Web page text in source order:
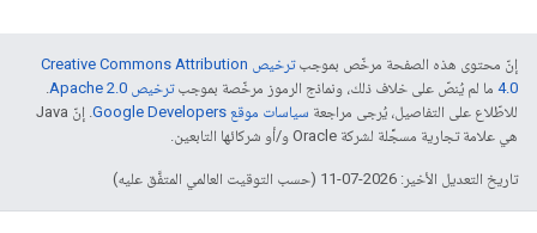
إنّ محتوى هذه الصفحة مرخّص بموجب
ترخيص Creative Commons Attribution
4.0‏ ما لم يُنصّ على خلاف ذلك، ونماذج الرموز مرخّصة بموجبترخيص Apache 2.0‏
للاطّلاع على التفاصيل، يُرجى مراجعة سياسات موقع Google Developers‏
. إنّ Java
هي علامة تجارية مسجَّلة لشركة Oracle و/أو شركائها التابعين.
تاريخ التعديل الأخير: 2026-07-11 (حسب التوقيت العالمي المتفَّق عليه)